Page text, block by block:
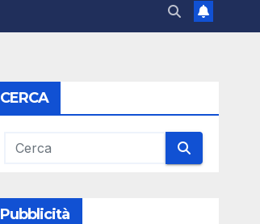
CERCA
Pubblicità